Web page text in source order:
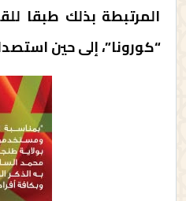
المرتبطة بذلك طبقا
“كورونا”، إلى حين